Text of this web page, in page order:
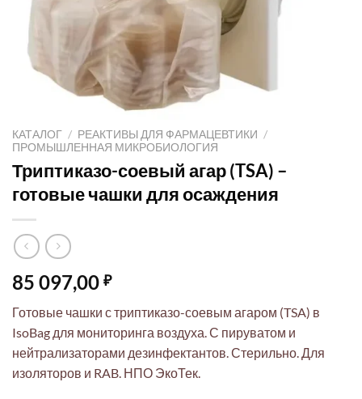
КАТАЛОГ / РЕАКТИВЫ ДЛЯ ФАРМАЦЕВТИКИ /
ПРОМЫШЛЕННАЯ МИКРОБИОЛОГИЯ
Триптиказо-соевый агар (TSA) –
готовые чашки для осаждения
85 097,00 ₽
Готовые чашки с триптиказо-соевым агаром (TSA) в
IsoBag для мониторинга воздуха. С пируватом и
нейтрализаторами дезинфектантов. Стерильно. Для
изоляторов и RAB. НПО ЭкоТек.